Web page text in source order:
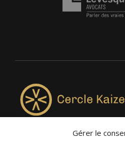
Gérer le
4957, rue Lionel-Groulx, bureau